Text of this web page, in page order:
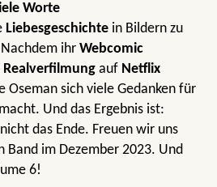
Worte
Liebesgeschichte in Bildern zu
ihr Webcomic
Realverfilmung auf Netflix
Oseman sich viele Gedanken für
Und das Ergebnis ist:
das Ende. Freuen wir uns
Band im Dezember 2023. Und
6!